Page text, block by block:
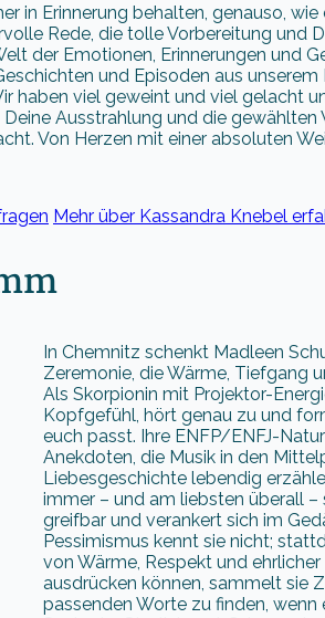
in Erinnerung behalten, genauso, wie
Rede, die tolle Vorbereitung und
der Emotionen, Erinnerungen und
und Episoden aus
haben viel geweint und viel gelacht
Deine Ausstrahlung und die gewählten
Von Herzen mit einer absoluten
Mehr über Kassandra Knebel
In Chemnitz schenkt Madleen
Zeremonie, die Wärme, Tiefgang
Als Skorpionin mit Projektor-
Kopfgefühl, hört genau zu und
euch passt. Ihre ENFP/ENFJ-
Anekdoten, die Musik in den
Liebesgeschichte lebendig
immer – und am liebsten überall
greifbar und verankert sich im
Pessimismus kennt sie nicht;
von Wärme, Respekt und
ausdrücken können, sammelt sie
passenden Worte zu finden,